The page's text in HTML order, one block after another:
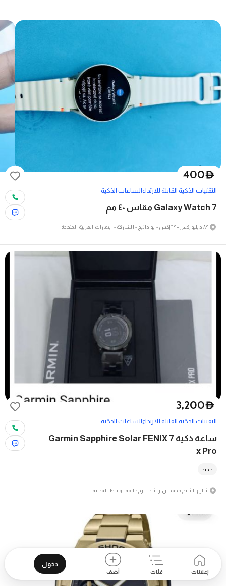
إعلانات فئات أضف
دخول
D
400
التقنيات الذكية القابلة للارتداءالساعات الذكية
Galaxy Watch 7 مقاس ٤٠ مم
٨٩ دبليو إكس+٦٩ إكس - بو دانيج - الشارقة - الإمارات العربية المتحدة
D
3,200
التقنيات الذكية القابلة للارتداءالساعات الذكية
ساعة ذكية Garmin Sapphire Solar FENIX 7
x Pro
جديد
شارع الشيخ محمد بن راشد - برج خليفة - وسط المدينة